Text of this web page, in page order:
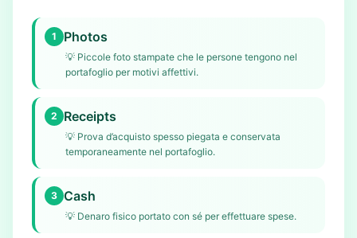
1 Photos
💡 Piccole foto stampate che le persone tengono nel
portafoglio per motivi affettivi.
2 Receipts
💡 Prova d’acquisto spesso piegata e conservata
temporaneamente nel portafoglio.
3 Cash
💡 Denaro fisico portato con sé per effettuare spese.